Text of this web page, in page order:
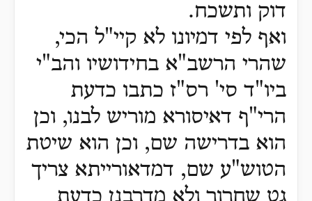
דוק ותשכח.
ואף לפי דמיונו לא קיי"ל הכי,
שהרי הרשב"א בחידושיו והב"י
ביו"ד סי' רס"ז כתבו כדעת
הרי"ף דאיסורא מוריש לבנו, וכן
הוא בדרישה שם, וכן הוא שיטת
הטוש"ע שם, דמדאורייתא צריך